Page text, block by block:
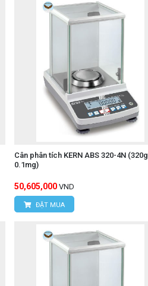
Cân phân tích KERN ABS 320-4N (320g,
0.1mg)
50,605,000 VND
ĐẶT MUA